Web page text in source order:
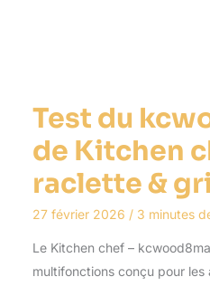
Test du
de Kitchen
raclette &
27 février 2026 / 3 minutes
Le Kitchen chef –
multifonctions conçu pour